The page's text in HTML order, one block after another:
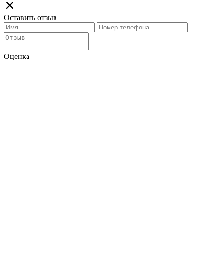
Оставить отзыв
Оценка